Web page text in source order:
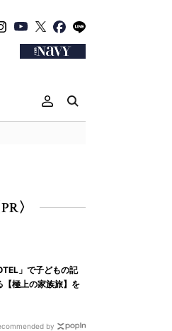
〉
」で子どもの記
【極上の家族旅】を
by